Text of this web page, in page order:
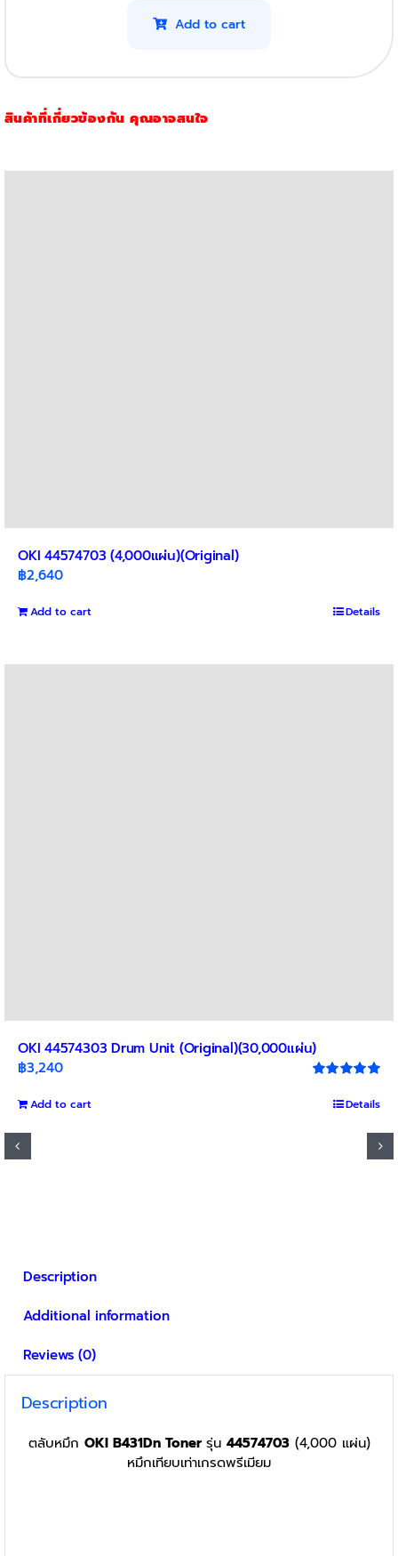
(4K)
Add to cart
สินค้าที่เกี่ยวข้องกัน คุณอาจสนใจ
OKI 44574703 (4,000แผ่น)(Original)
฿2,640
Add to cart Details
OKI 44574303 Drum Unit (Original)(30,000แผ่น)
out of 5
฿3,240
Add to cart Details
Description
Additional information
Reviews (0)
Description
ตลับหมึก OKI B431Dn Tonerรุ่น 44574703(4,000 แผ่น)
หมึกเทียบเท่าเกรดพรีเมียม